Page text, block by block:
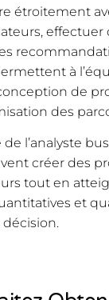
étroitement
effectuer
à
de
des
l’analyste
créer des
tout en
et